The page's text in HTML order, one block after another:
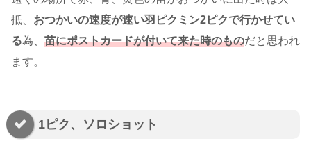
抵、 おつかいの速度が速い羽ピクミン2ピクで行かせてい
る為、 苗にポストカードが付いて来た時のものだと思われ
ます。
1ピク、ソロショット